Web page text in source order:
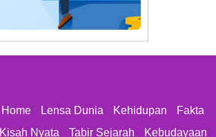
Home Lensa Dunia Kehidupan
Fakta
Kisah Nyata
Tabir Sejarah Kebudayaan